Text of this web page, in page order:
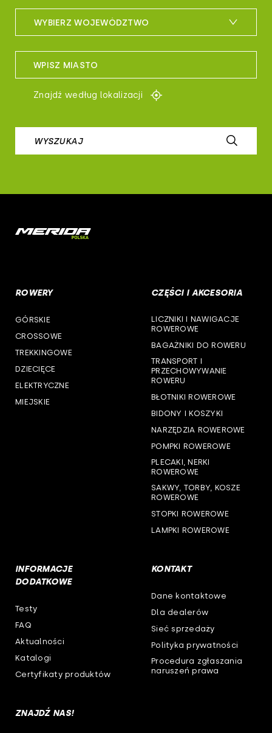
m_bike
maxxis
sportful
controltech
airborne
cst
WYBIERZ WOJEWÓDZTWO
woj. dolnośląskie
woj. kujawsko-pomorskie
woj. opolskie
woj. podlaskie
woj. pomorskie
woj. śląskie
woj. warmińsko-mazurskie
WPISZ MIASTO
Znajdź według lokalizacji
WYSZUKAJ
ROWERY
GÓRSKIE
CROSSOWE
TREKKINGOWE
DZIECIĘCE
ELEKTRYCZNE
MIEJSKIE
CZĘŚCI I AKCESORIA
LICZNIKI I NAWIGACJE
ROWEROWE
BAGAŻNIKI DO ROWERU
TRANSPORT I
PRZECHOWYWANIE
ROWERU
BŁOTNIKI ROWEROWE
BIDONY I KOSZYKI
NARZĘDZIA ROWEROWE
POMPKI ROWEROWE
PLECAKI, NERKI
ROWEROWE
SAKWY, TORBY, KOSZE
ROWEROWE
STOPKI ROWEROWE
LAMPKI ROWEROWE
INFORMACJE
DODATKOWE
Testy
FAQ
Aktualności
Katalogi
Certyfikaty produktów
KONTAKT
Dane kontaktowe
Dla dealerów
Sieć sprzedaży
Polityka prywatności
Procedura zgłaszania
naruszeń prawa
ZNAJDŹ NAS!